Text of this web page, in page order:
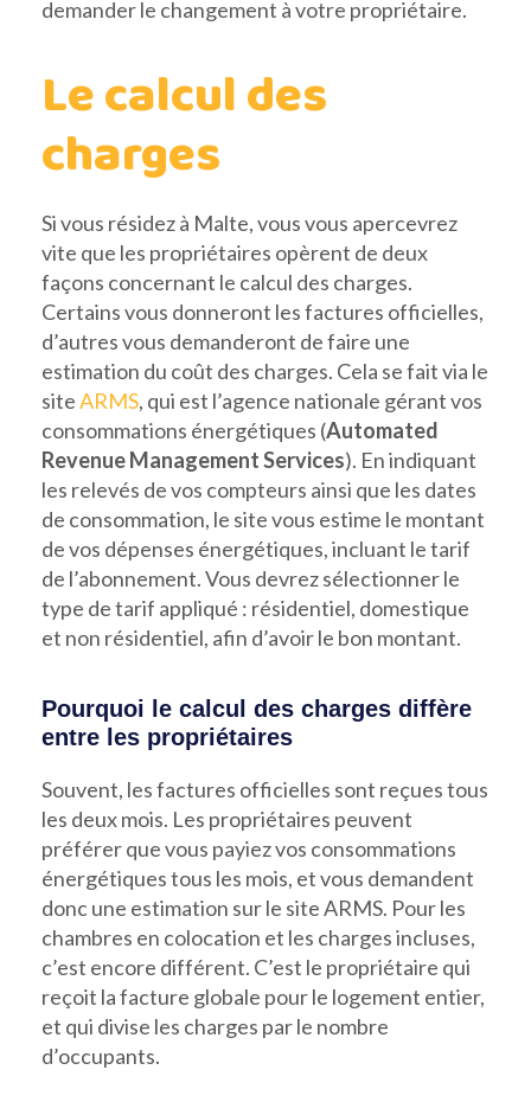
demander le changement à votre propriétaire.
Le calcul des
charges
Si vous résidez à Malte, vous vous apercevrez
vite que les propriétaires opèrent de deux
façons concernant le calcul des charges.
Certains vous donneront les factures officielles,
d’autres vous demanderont de faire une
estimation du coût des charges. Cela se fait via le
siteARMS, qui est l’agence nationale gérant vos
consommations énergétiques (Automated
Revenue Management Services). En indiquant
les relevés de vos compteurs ainsi que les dates
de consommation, le site vous estime le montant
de vos dépenses énergétiques, incluant le tarif
de l’abonnement. Vous devrez sélectionner le
type de tarif appliqué : résidentiel, domestique
et non résidentiel, afin d’avoir le bon montant.
Pourquoi le calcul des charges diffère
entre les propriétaires
Souvent, les factures officielles sont reçues tous
les deux mois. Les propriétaires peuvent
préférer que vous payiez vos consommations
énergétiques tous les mois, et vous demandent
donc une estimation sur le site ARMS. Pour les
chambres en colocation et les charges incluses,
c’est encore différent. C’est le propriétaire qui
reçoit la facture globale pour le logement entier,
et qui divise les charges par le nombre
d’occupants.